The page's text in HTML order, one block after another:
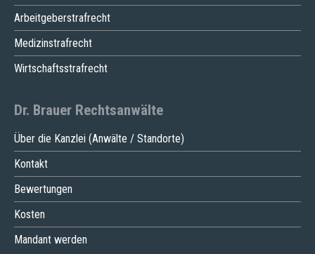
Arbeitgeberstrafrecht
Medizinstrafrecht
Wirtschaftsstrafrecht
Dr. Brauer Rechtsanwälte
Über die Kanzlei (Anwälte / Standorte)
Kontakt
Bewertungen
Kosten
Mandant werden